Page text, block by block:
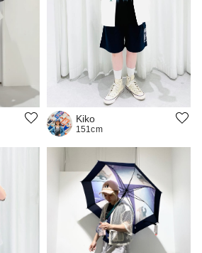
Kiko
151cm